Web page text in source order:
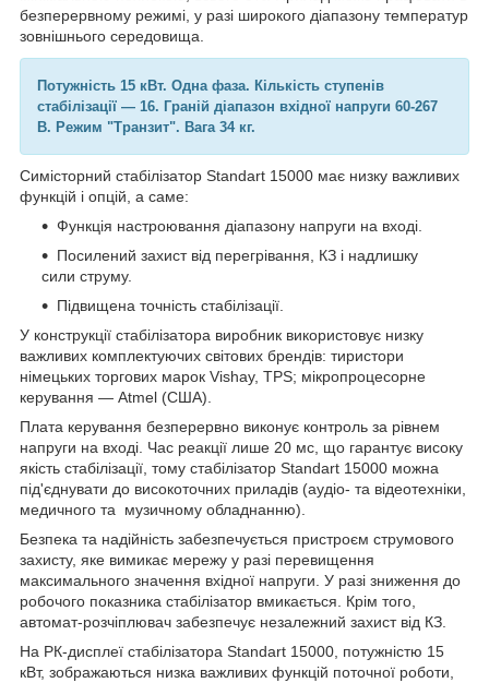
безперервному режимі, у разі широкого діапазону температур
зовнішнього середовища.
Потужність 15 кВт. Одна фаза. Кількість ступенів
стабілізації — 16. Граній діапазон вхідної напруги 60-267
В. Режим "Транзит". Вага 34 кг.
Симісторний стабілізатор Standart 15000 має низку важливих
функцій і опцій, а саме:
Функція настроювання діапазону напруги на вході.
Посилений захист від перегрівання, КЗ і надлишку
сили струму.
Підвищена точність стабілізації.
У конструкції стабілізатора виробник використовує низку
важливих комплектуючих світових брендів: тиристори
німецьких торгових марок Vishay, TPS; мікропроцесорне
керування — Atmel (США).
Плата керування безперервно виконує контроль за рівнем
напруги на вході. Час реакції лише 20 мс, що гарантує високу
якість стабілізації, тому стабілізатор Standart 15000 можна
під'єднувати до високоточних приладів (аудіо- та відеотехніки,
медичного та музичному обладнанню).
Безпека та надійність забезпечується пристроєм струмового
захисту, яке вимикає мережу у разі перевищення
максимального значення вхідної напруги. У разі зниження до
робочого показника стабілізатор вмикається. Крім того,
автомат-розчіплювач забезпечує незалежний захист від КЗ.
На РК-дисплеї стабілізатора Standart 15000, потужністю 15
кВт, зображаються низка важливих функцій поточної роботи,